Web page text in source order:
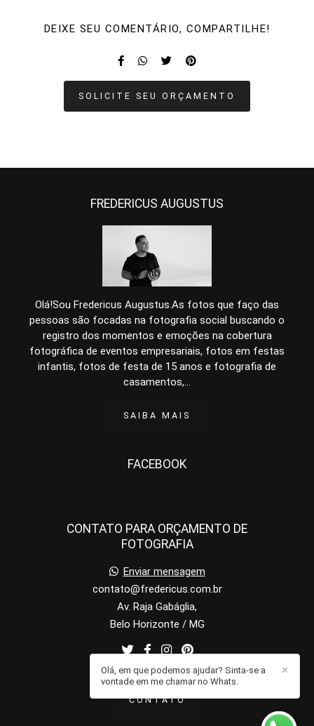
DEIXE SEU COMENTÁRIO, COMPARTILHE!
SOLICITE SEU ORÇAMENTO
FREDERICUS AUGUSTUS
Olá!Sou Fredericus Augustus.As fotos que faço das
pessoas são focadas na fotografia social buscando o
registro dos momentos e emoções na cobertura
fotográfica de eventos empresariais, fotos em festas
infantis, fotos de festa de 15 anos e fotografia de
casamentos,...
SAIBA MAIS
FACEBOOK
CONTATO PARA ORÇAMENTO DE
FOTOGRAFIA
Enviar mensagem
contato@fredericus.com.br
Av. Raja Gabáglia,
Belo Horizonte / MG
CONTATO
✕
Olá, em que podemos ajudar? Sinta-se a
vontade em me chamar no Whats.